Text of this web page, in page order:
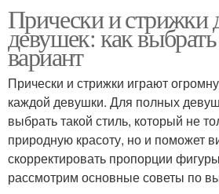
Прически и стрижки
девушек: как
вариант
Прически и стрижки играют
каждой девушки. Для полных
выбрать такой стиль, который не
природную красоту, но и поможет
скорректировать пропорции
рассмотрим основные советы по